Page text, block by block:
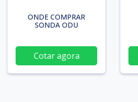
ONDE COMPRAR
SONDA ODU
Cotar agora